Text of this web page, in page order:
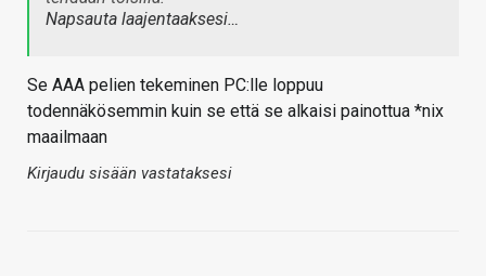
Napsauta laajentaaksesi…
Se AAA pelien tekeminen PC:lle loppuu
todennäkösemmin kuin se että se alkaisi painottua *nix
maailmaan
Kirjaudu sisään vastataksesi